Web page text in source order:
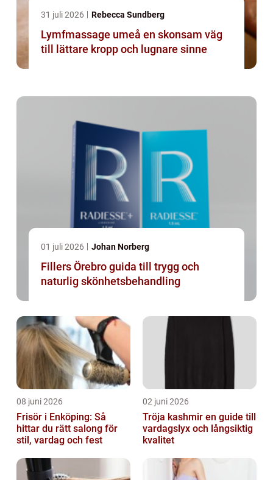
31 juli 2026 Rebecca Sundberg
Lymfmassage umeå en skonsam väg
till lättare kropp och lugnare sinne
01 juli 2026 Johan Norberg
Fillers Örebro guida till trygg och
naturlig skönhetsbehandling
08 juni 2026
Frisör i Enköping: Så
hittar du rätt salong för
stil, vardag och fest
02 juni 2026
Tröja kashmir en guide till
vardagslyx och långsiktig
kvalitet